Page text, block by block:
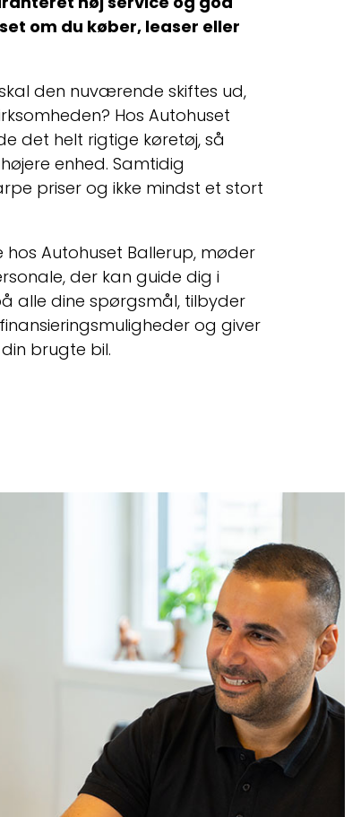
om du køber, leaser eller
den nuværende skiftes ud,
Hos Autohuset
det helt rigtige køretøj, så
enhed. Samtidig
priser og ikke mindst et stort
Autohuset Ballerup, møder
der kan guide dig i
alle dine spørgsmål, tilbyder
og giver
brugte bil.